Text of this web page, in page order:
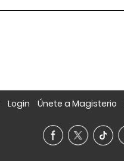
Login Únete a Magisterio